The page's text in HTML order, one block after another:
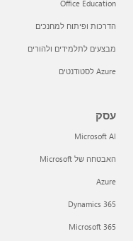
Office Education
הדרכות ופיתוח למחנכים
מבצעים לתלמידים ולהורים
Azure לסטודנטים
עסק
Microsoft AI
האבטחה של Microsoft
Azure
Dynamics 365
Microsoft 365